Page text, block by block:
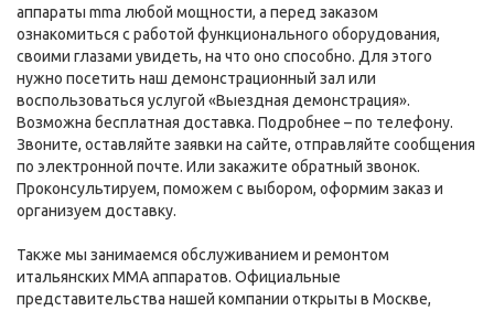
аппараты mma любой мощности, а перед заказом
ознакомиться с работой функционального оборудования,
своими глазами увидеть, на что оно способно. Для этого
нужно посетить наш демонстрационный зал или
воспользоваться услугой «Выездная демонстрация».
Возможна бесплатная доставка. Подробнее – по телефону.
Звоните, оставляйте заявки на сайте, отправляйте сообщения
по электронной почте. Или закажите обратный звонок.
Проконсультируем, поможем с выбором, оформим заказ и
организуем доставку.
Также мы занимаемся обслуживанием и ремонтом
итальянских MMA аппаратов. Официальные
представительства нашей компании открыты в Москве,